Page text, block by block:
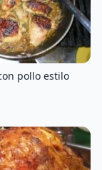
pollo estilo